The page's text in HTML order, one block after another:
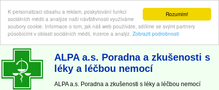
Rozumím!
K personalizaci obsahu a reklam, poskytování funkcí
sociálních médií a analýze naší návštěvnosti využíváme
soubory cookie. Informace o tom, jak náš web používáte, sdílíme se svými partnery
působícími v oblasti sociálních médií, inzerce a analýz. Zobrazit podrobnosti
ABC-LEKARNA.cz | Poradna a zkušenosti s léky a léčbou nemocí
ALPA a.s. Poradna a zkušenosti s
léky a léčbou nemocí
ALPA a.s. Poradna a zkušenosti s léky a léčbou nemocí